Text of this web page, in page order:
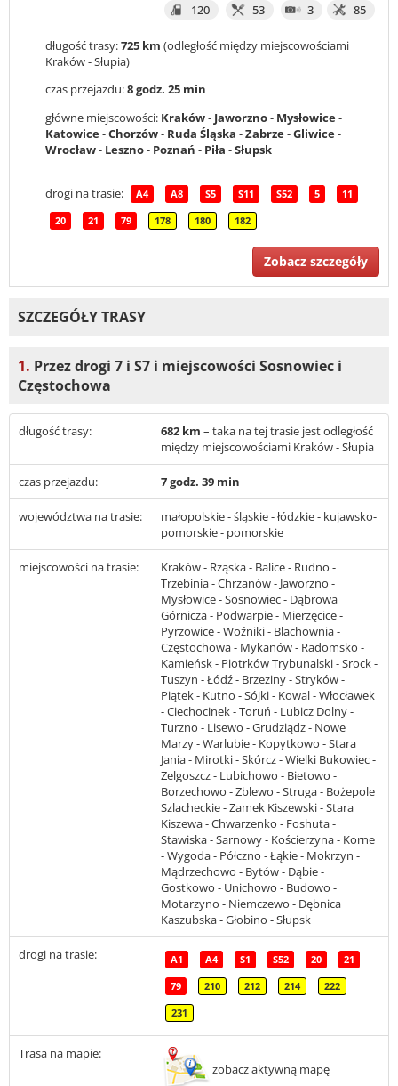
120
53 3 85
długość trasy:725 km (odległość między miejscowościami
Kraków - Słupia)
czas przejazdu:8 godz. 25 min
główne miejscowości: Kraków- Jaworzno- Mysłowice-
Katowice-Chorzów- Ruda Śląska -Zabrze-Gliwice-
Wrocław- Leszno- Poznań - Piła -Słupsk
drogi na trasie: A4 A8 S5 S11 S52 5 11
20 21 79 178 180 182
Zobacz szczegóły
SZCZEGÓŁY TRASY
1. Przez drogi 7 i S7 i miejscowości Sosnowiec i
Częstochowa
długość trasy: 682 km – taka na tej trasie jest odległość
między miejscowościami Kraków - Słupia
czas przejazdu: 7 godz. 39 min
województwa na trasie:
małopolskie - śląskie - łódzkie - kujawsko-
pomorskie - pomorskie
miejscowości na trasie:
Kraków - Rząska - Balice - Rudno -
Trzebinia - Chrzanów - Jaworzno -
Mysłowice - Sosnowiec - Dąbrowa
Górnicza - Podwarpie - Mierzęcice -
Pyrzowice - Woźniki - Blachownia -
Częstochowa - Mykanów - Radomsko -
Kamieńsk - Piotrków Trybunalski - Srock -
Tuszyn - Łódź - Brzeziny - Stryków -
Piątek - Kutno - Sójki - Kowal - Włocławek
- Ciechocinek - Toruń - Lubicz Dolny -
Turzno - Lisewo - Grudziądz - Nowe
Marzy - Warlubie - Kopytkowo - Stara
Jania - Mirotki - Skórcz - Wielki Bukowiec -
Zelgoszcz - Lubichowo - Bietowo -
Borzechowo - Zblewo - Struga - Bożepole
Szlacheckie - Zamek Kiszewski - Stara
Kiszewa - Chwarzenko - Foshuta -
Stawiska - Sarnowy - Kościerzyna - Korne
- Wygoda - Półczno - Łąkie - Mokrzyn -
Mądrzechowo - Bytów - Dąbie -
Gostkowo - Unichowo - Budowo -
Motarzyno - Niemczewo - Dębnica
Kaszubska - Głobino - Słupsk
drogi na trasie: A1 A4 S1 S52 20 21
79 210 212 214 222
231
Trasa na mapie:
zobacz aktywną mapę